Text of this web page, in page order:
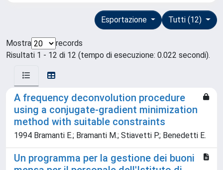
Tutti (12)
Esportazione
Mostra
records
Risultati 1 - 12 di 12 (tempo di esecuzione: 0.022 secondi).
A frequency deconvolution procedure
using a conjugate-gradient minimization
method with suitable constraints
1994 Bramanti E.; Bramanti M.; Stiavetti P.; Benedetti E.
Un programma per la gestione dei buoni